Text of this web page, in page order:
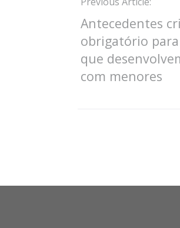
Antecedentes
obrigatório
que
com menores